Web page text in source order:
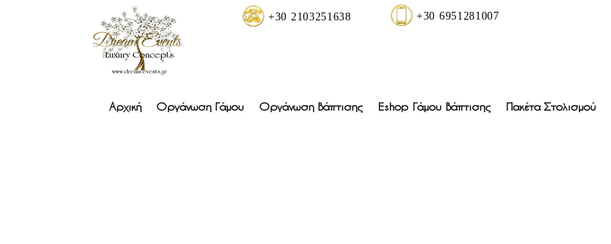
+30 2103251638 +30 6951281007
Αρχική Οργάνωση Γάμου Οργάνωση Βάπτισης Eshop Γάμου Βάπτισης Πακέτα Στολισμού